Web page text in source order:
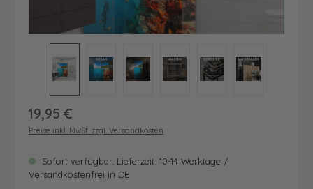
Regulärer Preis:
19,95 €
Preise inkl. MwSt. zzgl. Versandkosten
Sofort verfügbar, Lieferzeit: 10-14 Werktage /
Versandkostenfrei in DE